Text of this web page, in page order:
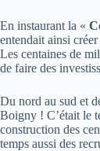
En instaurant la «
entendait ainsi
Les centaines de
de faire des
Du nord au sud et
Boigny ! C’était le
construction des
temps aussi des